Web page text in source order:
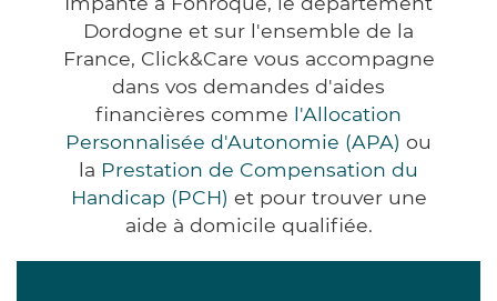
Dordogne et sur l'ensemble de la
France, Click&Care vous accompagne
dans vos demandes d'aides
financières comme l'Allocation
Personnalisée d'Autonomie (APA) ou
la Prestation de Compensation du
Handicap (PCH) et pour trouver une
aide à domicile qualifiée.